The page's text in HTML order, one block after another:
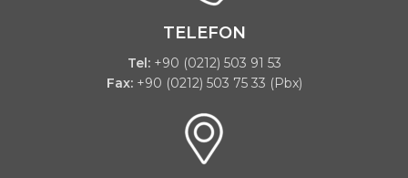
TELEFON
Tel:+90 (0212) 503 91 53
Fax:+90 (0212) 503 75 33 (Pbx)